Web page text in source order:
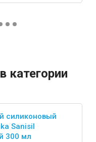
категории
силиконовый
Sanisil
300 мл